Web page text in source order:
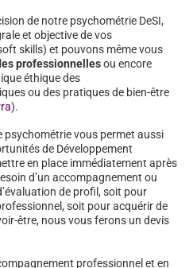
de notre psychométrie DeSI,
et objective de vos
skills) et pouvons même vous
professionnellesou encore
éthique des
ou des pratiques de bien-être
).
psychométrie vous permet aussi
de Développement
en place immédiatement après
d’un accompagnement ou
de profil, soit pour
soit pour acquérir de
être, nous vous ferons un devis
professionnel et en